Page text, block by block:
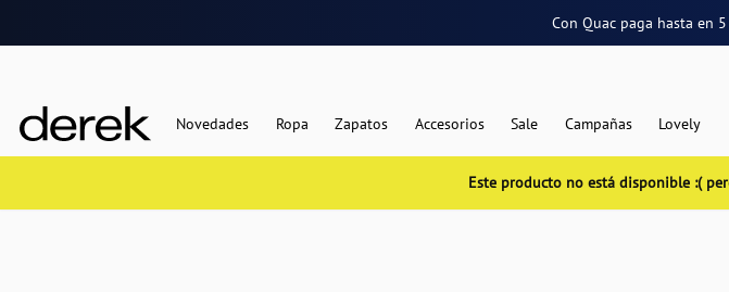
Con Quac paga hasta en
Novedades Ropa Zapatos Accesorios Sale Campañas Lovely
Este producto no está disponible :(